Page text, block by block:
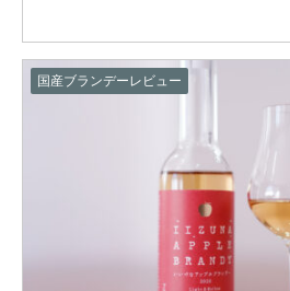
国産ブランデーレビュー